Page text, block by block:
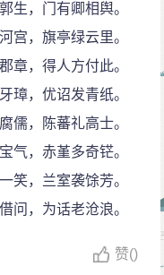
生，门有卿相舆。
宫，旗亭绿云里。
章，得人方付此。
璋，优诏发青纸。
儒，陈蕃礼高士。
气，赤堇多奇铓。
笑，兰室袭馀芳。
问，为话老沧浪。
赞()